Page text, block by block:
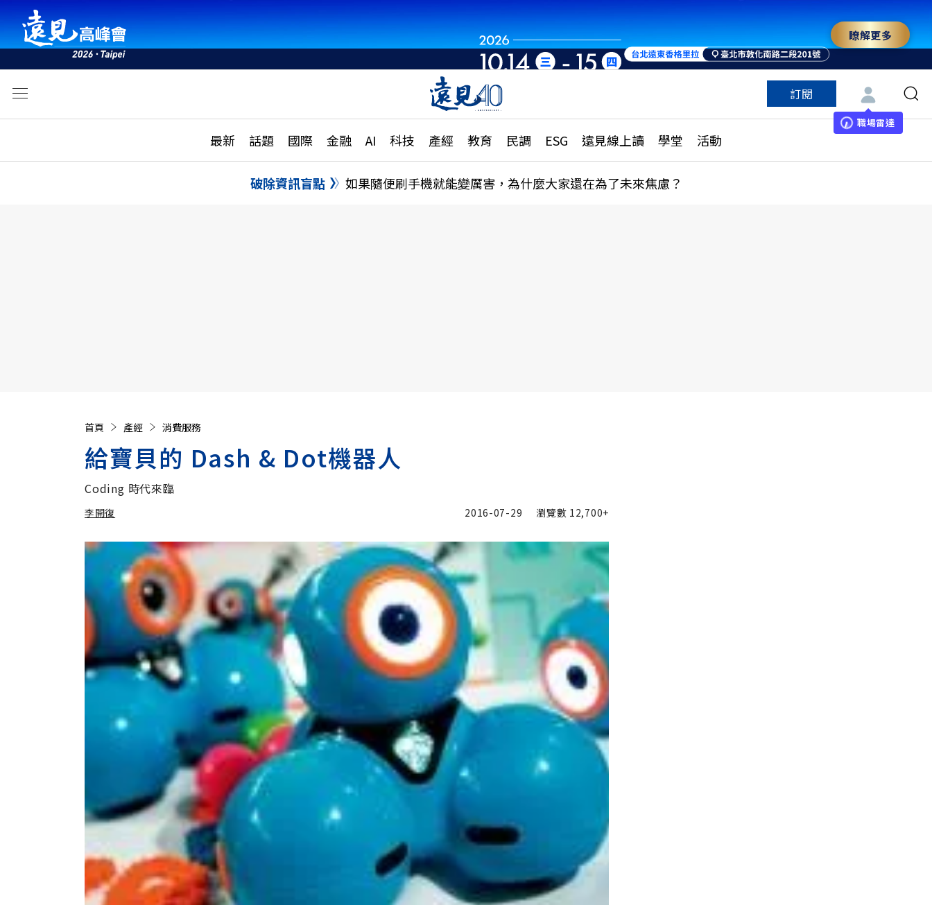
瞭解更多
訂閱
職場雷達
最新 話題 國際 金融 AI 科技 產經 教育 民調 ESG 遠見線上讀 學堂 活動
活動
話題
國際
特輯
大學升學、職涯攻略
縣市施政調查全解析
更多訂閱方案
特色頻道
破除資訊盲點 如果隨便刷手機就能變厲害，為什麼大家還在為了未來焦慮？
首頁 產經 消費服務
給寶貝的 Dash & Dot機器人
Coding 時代來臨
李開復
李開復 加入追蹤
2016-07-29 瀏覽數 12,700+